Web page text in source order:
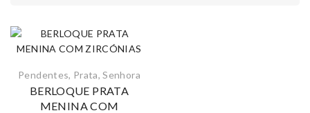
Pendentes, Prata,Senhora
BERLOQUE PRATA
MENINA COM